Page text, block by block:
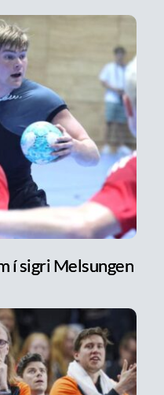
í sigri Melsungen